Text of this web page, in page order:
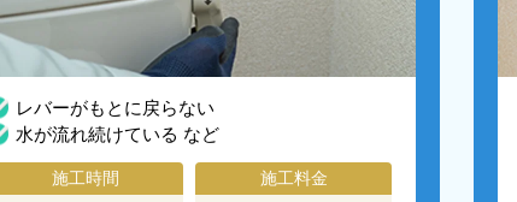
レバーがもとに戻らない
水が流れ続けている など
施工時間 施工料金